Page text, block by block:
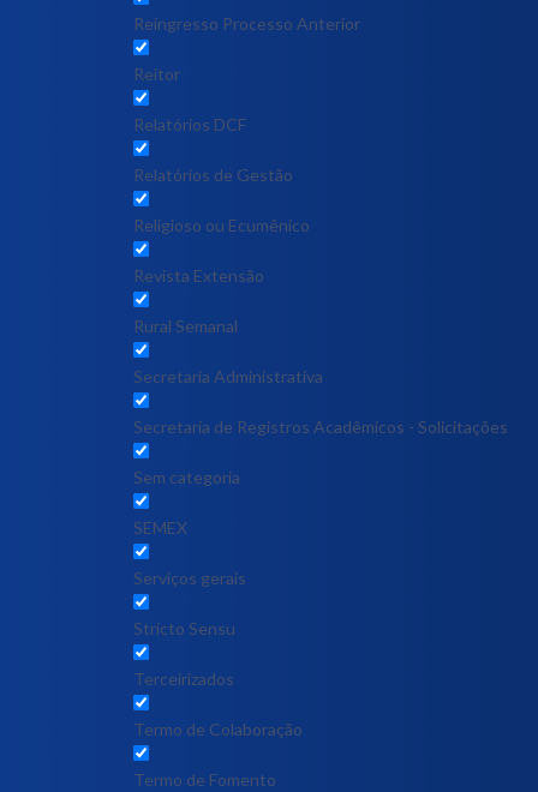
Reingresso Processo Anterior
Reitor
Relatórios DCF
Relatórios de Gestão
Religioso ou Ecumênico
Revista Extensão
Rural Semanal
Secretaria Administrativa
Secretaria de Registros Acadêmicos - Solicitações
Sem categoria
SEMEX
Serviços gerais
Stricto Sensu
Terceirizados
Termo de Colaboração
Termo de Fomento